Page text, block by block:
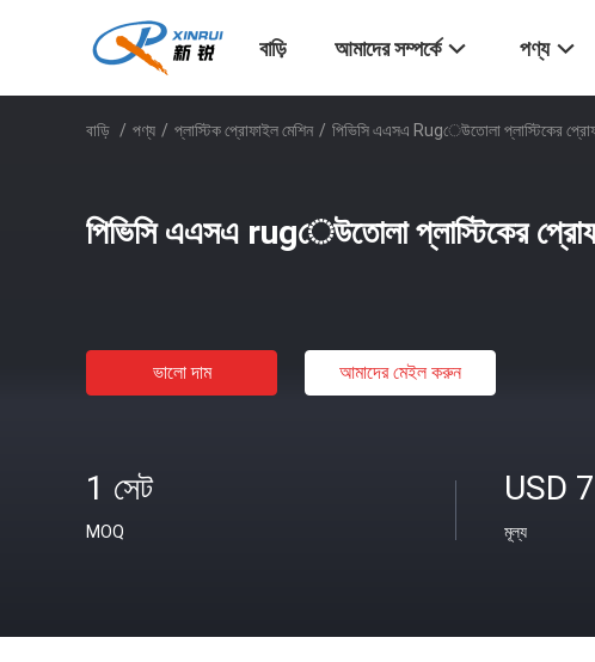
বাড়ি আমাদের সম্পর্কে পণ্য
বাড়ি / পণ্য / প্লাস্টিক প্রোফাইল মেশিন / পিভিসি এএসএ Rugেউতোলা প্লাস্টিকের
পিভিসি এএসএ rugেউতোলা প্লাস্টিকের
ভালো দাম আমাদের মেইল ​​করুন
1 সেট
MOQ
USD
মূল্য